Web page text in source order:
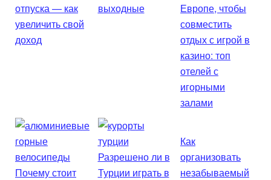
отпуска — как
увеличить свой
доход
выходные
Европе, чтобы
совместить
отдых с игрой в
казино: топ
отелей с
игорными
залами
Почему стоит
Разрешено ли в
Турции играть в
Как
организовать
незабываемый